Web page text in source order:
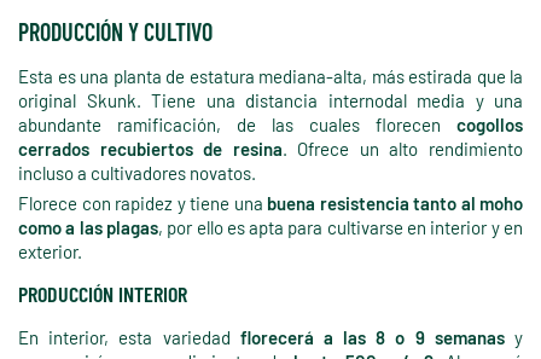
PRODUCCIÓN Y CULTIVO
Esta es una planta de estatura mediana-alta, más estirada que la
original Skunk. Tiene una distancia internodal media y una
abundante ramificación, de las cuales florecen cogollos
cerrados recubiertos de resina. Ofrece un alto rendimiento
incluso a cultivadores novatos.
Florece con rapidez y tiene una buena resistencia tanto al moho
como a las plagas, por ello es apta para cultivarse en interior y en
exterior.
PRODUCCIÓN INTERIOR
En interior, esta variedad florecerá a las 8 o 9 semanasy